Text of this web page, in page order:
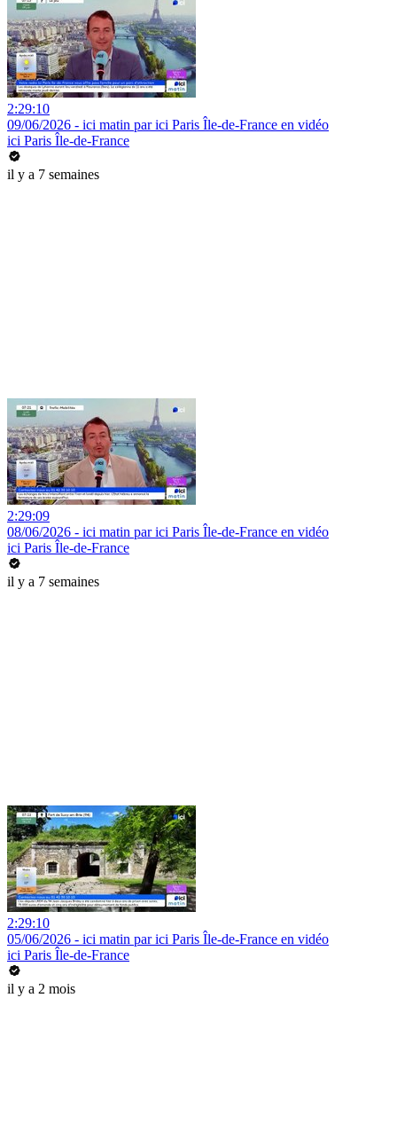
2:29:10
09/06/2026 - ici matin par ici Paris Île-de-France en vidéo
ici Paris Île-de-France
il y a 7 semaines
2:29:09
08/06/2026 - ici matin par ici Paris Île-de-France en vidéo
ici Paris Île-de-France
il y a 7 semaines
2:29:10
05/06/2026 - ici matin par ici Paris Île-de-France en vidéo
ici Paris Île-de-France
il y a 2 mois